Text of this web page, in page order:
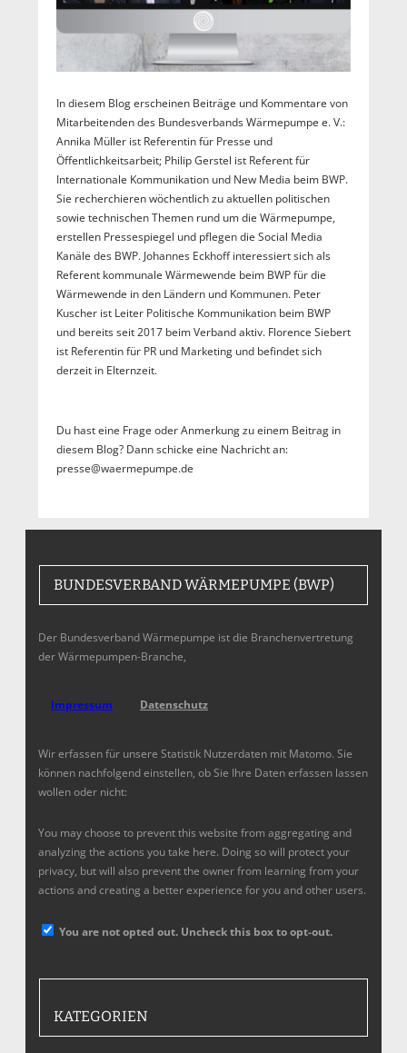
In diesem Blog erscheinen Beiträge und Kommentare von
Mitarbeitenden des Bundesverbands Wärmepumpe e. V.:
Annika Müller ist Referentin für Presse und
Öffentlichkeitsarbeit; Philip Gerstel ist Referent für
Internationale Kommunikation und New Media beim BWP.
Sie recherchieren wöchentlich zu aktuellen politischen
sowie technischen Themen rund um die Wärmepumpe,
erstellen Pressespiegel und pflegen die Social Media
Kanäle des BWP. Johannes Eckhoff interessiert sich als
Referent kommunale Wärmewende beim BWP für die
Wärmewende in den Ländern und Kommunen. Peter
Kuscher ist Leiter Politische Kommunikation beim BWP
und bereits seit 2017 beim Verband aktiv. Florence Siebert
ist Referentin für PR und Marketing und befindet sich
derzeit in Elternzeit.
Du hast eine Frage oder Anmerkung zu einem Beitrag in
diesem Blog? Dann schicke eine Nachricht an:
presse@waermepumpe.de
BUNDESVERBAND WÄRMEPUMPE (BWP)
Der Bundesverband Wärmepumpe ist die Branchenvertretung
der Wärmepumpen-Branche,
Impressum Datenschutz
Wir erfassen für unsere Statistik Nutzerdaten mit Matomo. Sie
können nachfolgend einstellen, ob Sie Ihre Daten erfassen lassen
wollen oder nicht:
You may choose to prevent this website from aggregating and
analyzing the actions you take here. Doing so will protect your
privacy, but will also prevent the owner from learning from your
actions and creating a better experience for you and other users.
You are not opted out. Uncheck this box to opt-out.
KATEGORIEN